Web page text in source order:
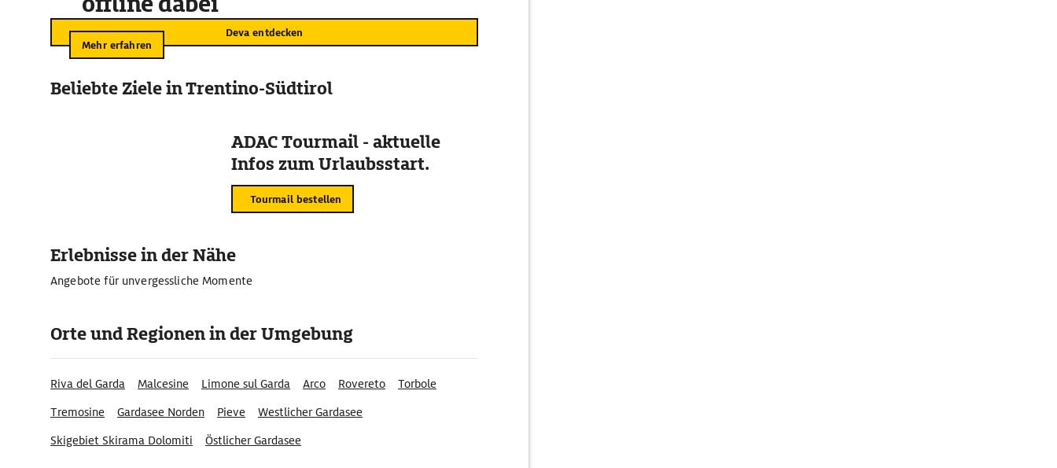
Deva entdecken
Mehr erfahren
Beliebte Ziele in Trentino-Südtirol
ADAC Tourmail - aktuelle
Infos zum Urlaubsstart.
Tourmail bestellen
Erlebnisse in der Nähe
Angebote für unvergessliche Momente
Orte und Regionen in der Umgebung
Riva del Garda Malcesine Limone sul Garda Arco Rovereto
Torbole
Tremosine
Gardasee Norden Pieve
Westlicher Gardasee
Skigebiet Skirama Dolomiti
Östlicher Gardasee